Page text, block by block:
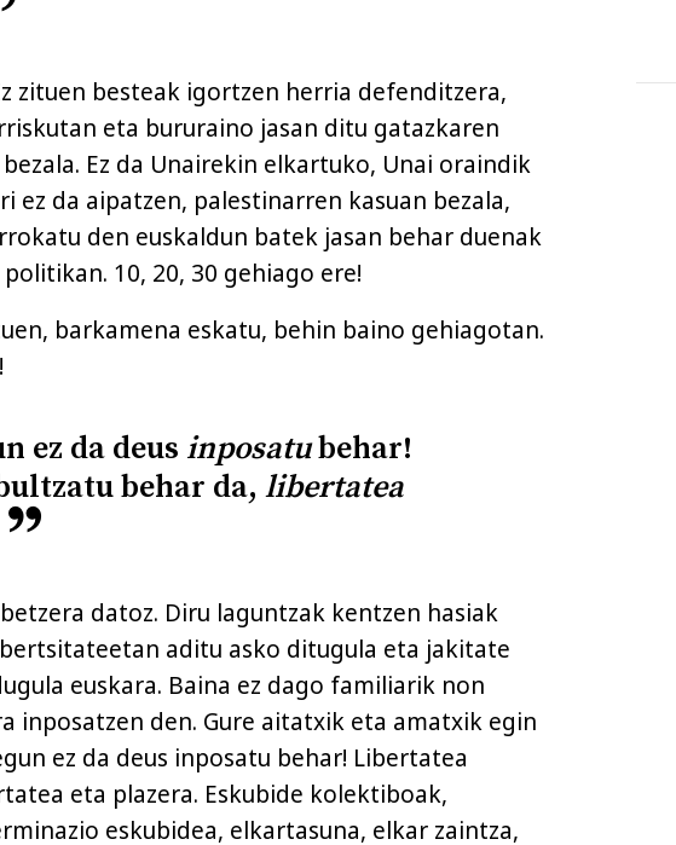
zituen besteak igortzen herria defenditzera,
eta bururaino jasan ditu gatazkaren
Ez da Unairekin elkartuko, Unai oraindik
ez da aipatzen, palestinarren kasuan bezala,
den euskaldun batek jasan behar duenak
10, 20, 30 gehiago ere!
barkamena eskatu, behin baino gehiagotan.
ez da deus inposatubehar!
behar da, libertatea
datoz. Diru laguntzak kentzen hasiak
aditu asko ditugula eta jakitate
euskara. Baina ez dago familiarik non
inposatzen den. Gure aitatxik eta amatxik egin
ez da deus inposatu behar! Libertatea
eta plazera. Eskubide kolektiboak,
eskubidea, elkartasuna, elkar zaintza,